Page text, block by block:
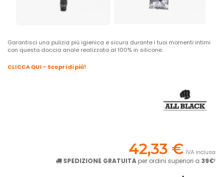
Garantisci una pulizia più igienica e sicura durante i tuoi momenti intimi
con questa doccia anale realizzata al 100% in silicone.
CLICCA QUI - Scopri di più!
42,33 € IVA inclusa
SPEDIZIONE GRATUITA per ordini superiori a 39€!